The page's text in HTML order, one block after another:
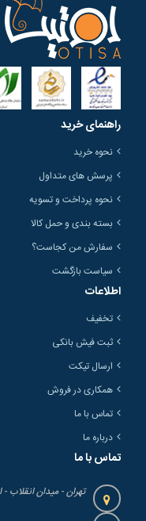
راهنمای خرید
نحوه خرید
پرسش های متداول
نحوه پرداخت و تسویه
بسته بندی و حمل کالا
سفارش من کجاست؟
سیاست بازگشت
اطلاعات
تخفیف
ثبت فیش بانکی
ارسال تیکت
همکاری در فروش
تماس با ما
درباره ما
تماس با ما
تهران - میدان انقلاب -